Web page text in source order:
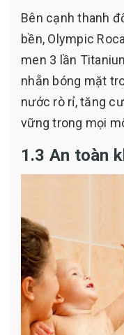
Bên cạnh thanh
bền, Olympic
men 3 lần
nhẵn bóng mặt
nước rò rỉ, tăng
vững trong mọi
1.3 An toàn